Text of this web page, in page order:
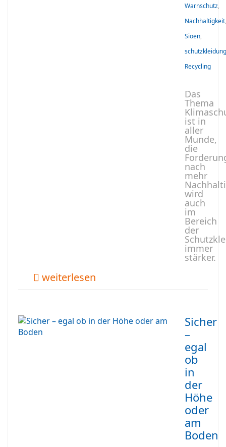
Warnschutz,
Nachhaltigkeit,
Sioen,
schutzkleidung
Recycling
Das
Thema
ist in
aller
Munde,
die
nach
mehr
wird
auch
im
Bereich
der
immer
stärker.
weiterlesen
Sicher
–
egal
ob
in
der
Höhe
oder
am
Boden